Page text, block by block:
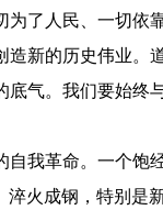
人民、一切依
新的历史伟业
气。我们要始
革命。一个饱
火成钢，特别